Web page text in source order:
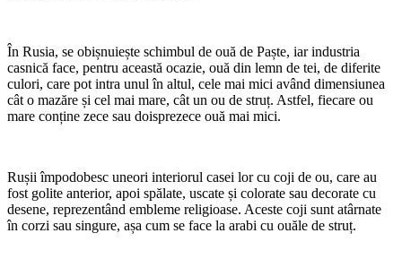
În Rusia, se obișnuiește schimbul de ouă de Paște, iar industria
casnică face, pentru această ocazie, ouă din lemn de tei, de diferite
culori, care pot intra unul în altul, cele mai mici având dimensiunea
cât o mazăre și cel mai mare, cât un ou de struț. Astfel, fiecare ou
mare conține zece sau doisprezece ouă mai mici.
Rușii împodobesc uneori interiorul casei lor cu coji de ou, care au
fost golite anterior, apoi spălate, uscate și colorate sau decorate cu
desene, reprezentând embleme religioase. Aceste coji sunt atârnate
în corzi sau singure, așa cum se face la arabi cu ouăle de struț.